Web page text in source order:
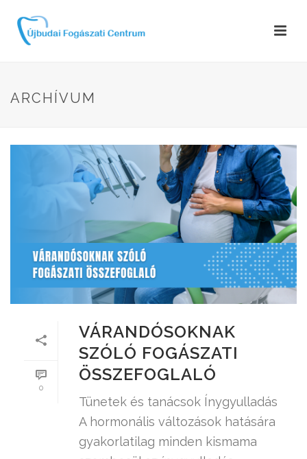
ARCHÍVUM
0
VÁRANDÓSOKNAK
SZÓLÓ FOGÁSZATI
ÖSSZEFOGLALÓ
Tünetek és tanácsok Ínygyulladás
A hormonális változások hatására
gyakorlatilag minden kismama